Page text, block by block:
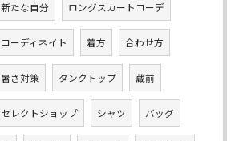
新たな自分 ロングスカートコーデ
コーディネイト 着方 合わせ方
暑さ対策 タンクトップ 蔵前
セレクトショップ シャツ バッグ